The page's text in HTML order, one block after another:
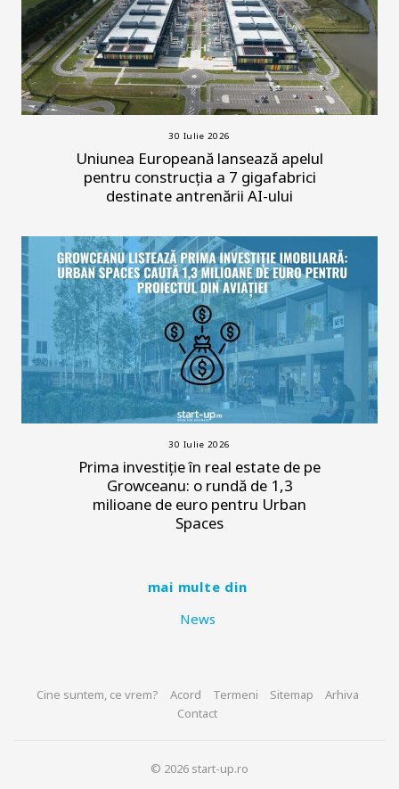
30 Iulie 2026
Uniunea Europeană lansează apelul
pentru construcția a 7 gigafabrici
destinate antrenării AI-ului
30 Iulie 2026
Prima investiție în real estate de pe
Growceanu: o rundă de 1,3
milioane de euro pentru Urban
Spaces
mai multe din
News
Cine suntem, ce vrem? Acord Termeni Sitemap
Arhiva
Contact
© 2026 start-up.ro